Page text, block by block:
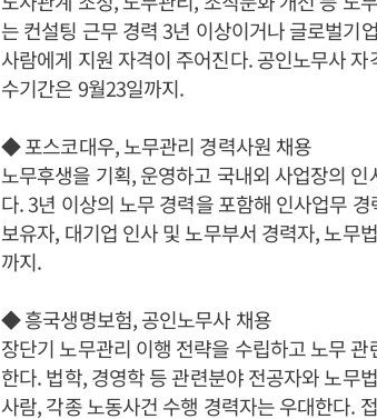
는 컨설팅 근무 경력 3년 이상이거나 글로벌기
사람에게 지원 자격이 주어진다. 공인노무사
수기간은 9월23일까지.
◆ 포스코대우, 노무관리 경력사원 채용
노무후생을 기획, 운영하고 국내외 사업장의
다. 3년 이상의 노무 경력을 포함해 인사업무
보유자, 대기업 인사 및 노무부서 경력자, 노무
까지.
◆ 흥국생명보험, 공인노무사 채용
장단기 노무관리 이행 전략을 수립하고 노무
한다. 법학, 경영학 등 관련분야 전공자와 노무
사람, 각종 노동사건 수행 경력자는 우대한다.